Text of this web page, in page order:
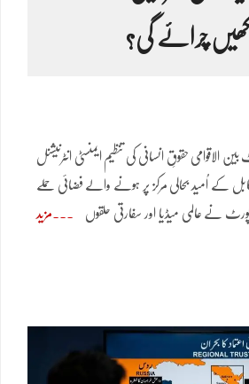
چرائے گی؟
الاقوامی حقوقِ انسانی کی تنظیم ایمنسٹی انٹرنیشنل
16 مارچ کو کابل کے اُمید بحالی مرکز پر ہونے والے فضائی حملے
نے عالمی میڈیا اور سفارتی حلقوں مزید